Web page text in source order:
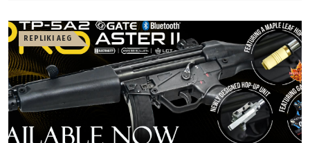
REPLIKI AEG